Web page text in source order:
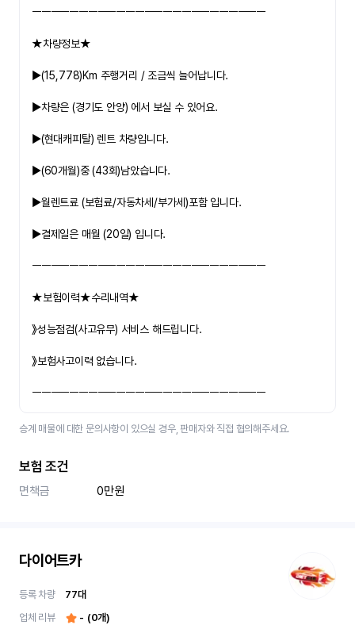
ㅡㅡㅡㅡㅡㅡㅡㅡㅡㅡㅡㅡㅡㅡㅡㅡㅡㅡㅡㅡㅡㅡㅡㅡㅡ
★차량정보★
▶(15,778)Km 주행거리 / 조금씩 늘어납니다.
▶차량은 (경기도 안양) 에서 보실 수 있어요.
▶(현대캐피탈) 렌트 차량입니다.
▶(60개월)중 (43회)남았습니다.
▶월렌트료 (보험료/자동차세/부가세)포함 입니다.
▶결제일은 매월 (20일) 입니다.
ㅡㅡㅡㅡㅡㅡㅡㅡㅡㅡㅡㅡㅡㅡㅡㅡㅡㅡㅡㅡㅡㅡㅡㅡㅡ
★보험이력★수리내역★
》성능점검(사고유무) 서비스 해드립니다.
》보험사고이력 없습니다.
ㅡㅡㅡㅡㅡㅡㅡㅡㅡㅡㅡㅡㅡㅡㅡㅡㅡㅡㅡㅡㅡㅡㅡㅡㅡ
승계 매물에 대한 문의사항이 있으실 경우, 판매자와 직접 협의해주세요.
보험 조건
면책금 0만원
다이어트카
등록 차량 77대
업체 리뷰
- (0개)